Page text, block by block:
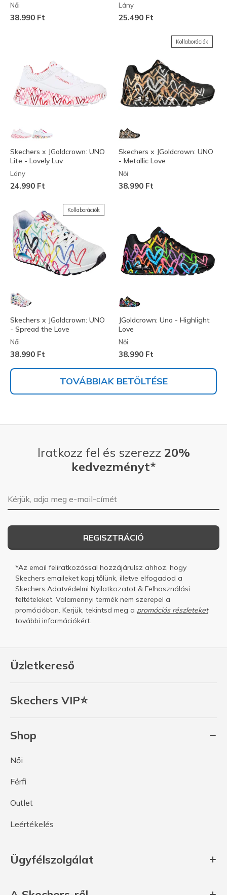
Női
38.990 Ft
Lány
25.490 Ft
Skechers x JGoldcrown: UNO
Lite - Lovely Luv
Lány
24.990 Ft
Kollaborációk
Skechers x JGoldcrown: UNO
- Metallic Love
Női
38.990 Ft
Kollaborációk
Skechers x JGoldcrown: UNO
- Spread the Love
Női
38.990 Ft
JGoldcrown: Uno - Highlight
Love
Női
38.990 Ft
TOVÁBBIAK BETÖLTÉSE
Üzletkereső
Skechers VIP⭐
Shop
Női
Férfi
Outlet
Leértékelés
Ügyfélszolgálat
Iratkozz fel és szerezz 20%
kedvezményt*
E-mail-cím
REGISZTRÁCIÓ
*Az email feliratkozással hozzájárulsz ahhoz, hogy
Skechers emaileket kapj tőlünk, illetve elfogadod a
Skechers Adatvédelmi Nyilatkozatot & Felhasználási
feltételeket. Valamennyi termék nem szerepel a
promócióban. Kerjük, tekintsd meg a promóciós részleteket
további információkért.